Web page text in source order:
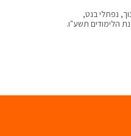
נפתלי בנט,
הלימודים תשע"ו.